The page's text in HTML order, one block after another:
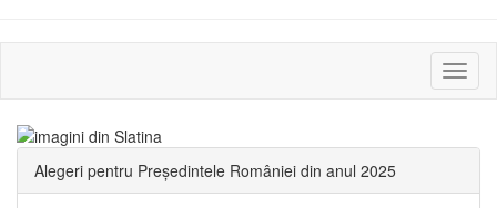
sau
Alegeri pentru Președintele României din anul 2025